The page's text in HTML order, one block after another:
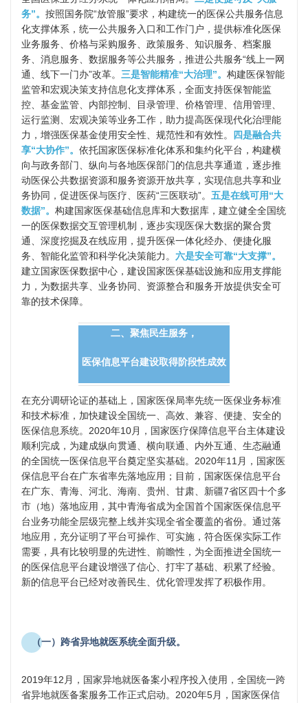
务”。 按照国务院“放管服”要求，构建统一的医保公共服务信息
化支撑体系，统一公共服务入口和工作门户，提供标准化医保
业务服务、价格与采购服务、政策服务、知识服务、档案服
务、消息服务、数据服务等公共服务，推进公共服务“线上一网
通、线下一门办”改革。 三是智能精准“大治理”。 构建医保智能
监管和宏观决策支持信息化支撑体系，全面支持医保智能监
控、基金监管、内部控制、目录管理、价格管理、信用管理、
运行监测、宏观决策等业务工作，助力提高医保现代化治理能
力，增强医保基金使用安全性、规范性和有效性。
四是融合共
享“大协作”。 依托国家医保标准化体系和集约化平台，构建横
向与政务部门、纵向与各地医保部门的信息共享通道，逐步推
动医保公共数据资源和服务资源开放共享，实现信息共享和业
务协同，促进医保与医疗、医药“三医联动”。 五是在线可用“大
数据”。 构建国家医保基础信息库和大数据库，建立健全全国统
一的医保数据交互管理机制，逐步实现医保大数据的聚合贯
通、深度挖掘及在线应用，提升医保一体化经办、便捷化服
务、智能化监管和科学化决策能力。 六是安全可靠“大支撑”。
建立国家医保数据中心，建设国家医保基础设施和应用支撑能
力，为数据共享、业务协同、资源整合和服务开放提供安全可
靠的技术保障。
二、聚焦民生服务，
医保信息平台建设取得阶段性成效
在充分调研论证的基础上，国家医保局率先统一医保业务标准
和技术标准，加快建设全国统一、高效、兼容、便捷、安全的
医保信息系统。2020年10月，国家医疗保障信息平台主体建设
顺利完成，为建成纵向贯通、横向联通、内外互通、生态融通
的全国统一医保信息平台奠定坚实基础。2020年11月，国家医
保信息平台在广东省率先落地应用；目前，国家医保信息平台
在广东、青海、河北、海南、贵州、甘肃、新疆7省区四十个多
市（地）落地应用，其中青海省成为全国首个国家医保信息平
台业务功能全层级完整上线并实现全省全覆盖的省份。通过落
地应用，充分证明了平台可操作、可实施，符合医保实际工作
需要，具有比较明显的先进性、前瞻性，为全面推进全国统一
的医保信息平台建设增强了信心、打牢了基础、积累了经验。
新的信息平台已经对改善民生、优化管理发挥了积极作用。
（一）跨省异地就医系统全面升级。
2019年12月，国家异地就医备案小程序投入使用，全国统一跨
省异地就医备案服务工作正式启动。2020年5月，国家医保信